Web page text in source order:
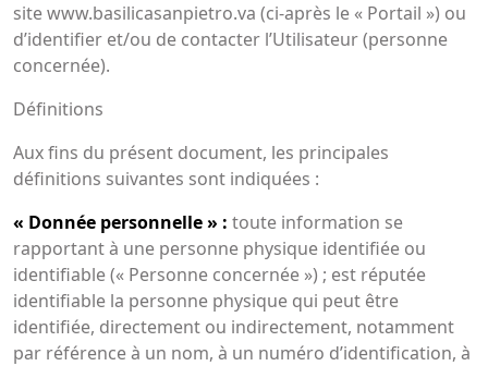
site www.basilicasanpietro.va (ci-après le « Portail ») ou
d’identifier et/ou de contacter l’Utilisateur (personne
concernée).
Définitions
Aux fins du présent document, les principales
définitions suivantes sont indiquées :
« Donnée personnelle » : toute information se
rapportant à une personne physique identifiée ou
identifiable (« Personne concernée ») ; est réputée
identifiable la personne physique qui peut être
identifiée, directement ou indirectement, notamment
par référence à un nom, à un numéro d’identification, à